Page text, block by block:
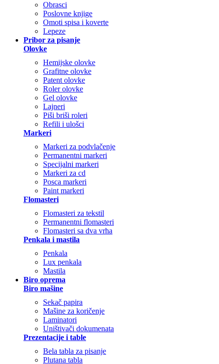
Obrasci
Poslovne knjige
Omoti spisa i koverte
Lepeze
Pribor za pisanje
Olovke
Hemijske olovke
Grafitne olovke
Patent olovke
Roler olovke
Gel olovke
Lajneri
Piši briši roleri
Refili i ulošci
Markeri
Markeri za podvlačenje
Permanentni markeri
Specijalni markeri
Markeri za cd
Posca markeri
Paint markeri
Flomasteri
Flomasteri za tekstil
Permanentni flomasteri
Flomasteri sa dva vrha
Penkala i mastila
Penkala
Lux penkala
Mastila
Biro oprema
Biro mašine
Sekač papira
Mašine za koričenje
Laminatori
Uništivači dokumenata
Prezentacije i table
Bela tabla za pisanje
Plutana tabla